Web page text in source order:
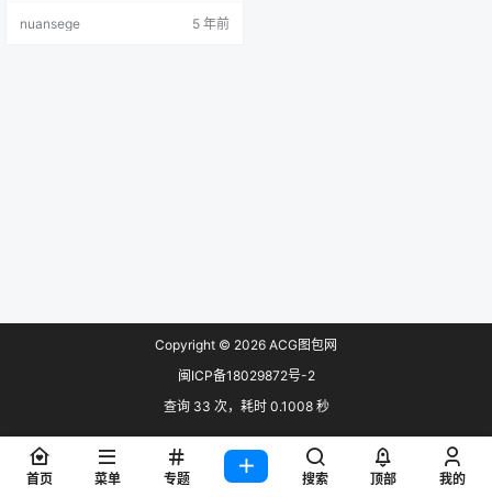
nuansege 5 年前
Copyright © 2026 ACG图包网
闽ICP备18029872号-2
查询 33 次，耗时 0.1008 秒
首页 菜单 专题 搜索 顶部 我的